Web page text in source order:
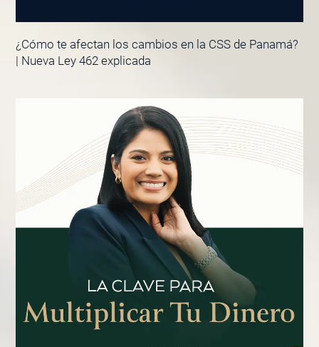
¿Cómo te afectan los cambios en la CSS de Panamá?
| Nueva Ley 462 explicada